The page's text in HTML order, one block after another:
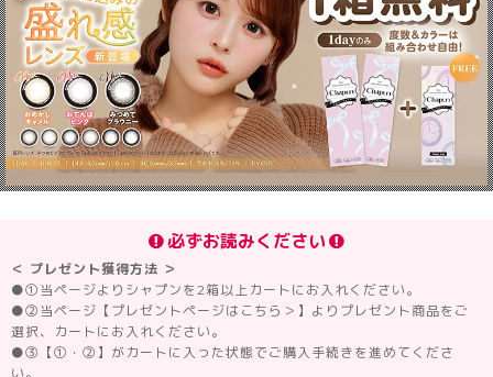
必ずお読みください
＜ プレゼント獲得方法 ＞
●①当ページよりシャプンを2箱以上カートにお入れください。
●②当ページ【プレゼントページはこちら＞】よりプレゼント商品をご
選択、カートにお入れください。
●③【①・②】がカートに入った状態でご購入手続きを進めてくださ
い。